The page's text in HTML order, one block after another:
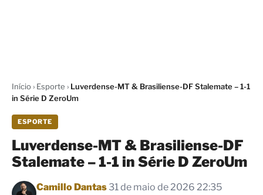
Início› Esporte › Luverdense-MT & Brasiliense-DF Stalemate – 1-1
in Série D ZeroUm
ESPORTE
Luverdense-MT & Brasiliense-DF
Stalemate – 1-1 in Série D ZeroUm
Por
Camillo Dantas 31 de maio de 2026 22:35